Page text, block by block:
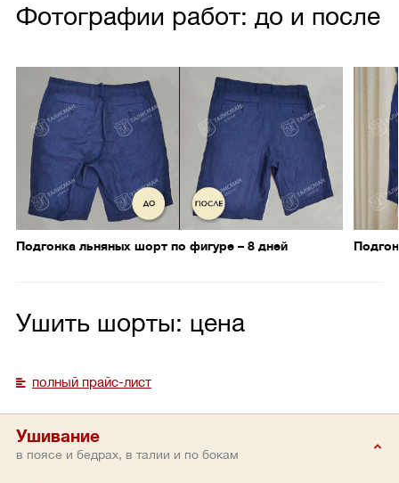
Фотографии работ: до и после
Подгонка льняных шорт по фигуре – 8 дней
Ушить шорты: цена
полный прайс-лист
Ушивание
в поясе и бедрах, в талии и по бокам